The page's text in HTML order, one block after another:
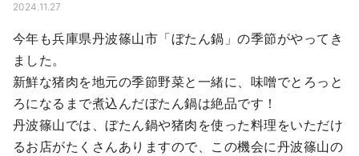
2024.11.27
今年も兵庫県丹波篠山市「ぼたん鍋」の季節がやってき
ました。
新鮮な猪肉を地元の季節野菜と一緒に、味噌でとろっと
ろになるまで煮込んだぼたん鍋は絶品です！
丹波篠山では、ぼたん鍋や猪肉を使った料理をいただけ
るお店がたくさんありますので、この機会に丹波篠山の